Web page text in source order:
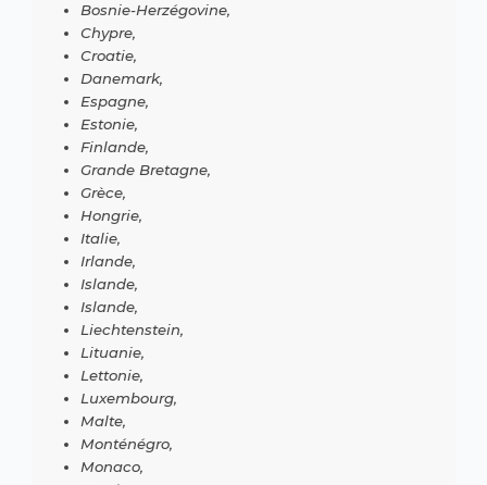
Bosnie-Herzégovine,
Chypre,
Croatie,
Danemark,
Espagne,
Estonie,
Finlande,
Grande Bretagne,
Grèce,
Hongrie,
Italie,
Irlande,
Islande,
Islande,
Liechtenstein,
Lituanie,
Lettonie,
Luxembourg,
Malte,
Monténégro,
Monaco,